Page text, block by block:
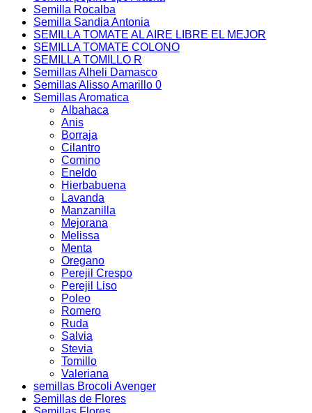
Semilla Rocalba
Semilla Sandia Antonia
SEMILLA TOMATE AL AIRE LIBRE EL MEJOR
SEMILLA TOMATE COLONO
SEMILLA TOMILLO R
Semillas Alheli Damasco
Semillas Alisso Amarillo 0
Semillas Aromatica
Albahaca
Anis
Borraja
Cilantro
Comino
Eneldo
Hierbabuena
Lavanda
Manzanilla
Mejorana
Melissa
Menta
Oregano
Perejil Crespo
Perejil Liso
Poleo
Romero
Ruda
Salvia
Stevia
Tomillo
Valeriana
semillas Brocoli Avenger
Semillas de Flores